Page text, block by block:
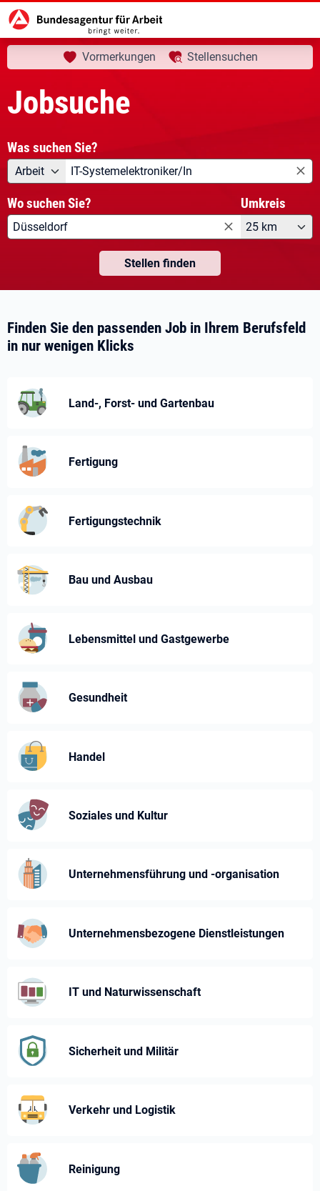
Startseite aktuelle Seite:
Jobsuche
Vormerkungen Stellensuchen
Jobsuche
Was suchen Sie?
Angebotsart
Arbeit Was suchen Sie?
Wo suchen Sie? Umkreis
25 km
Stellen finden
Finden Sie den passenden Job in Ihrem Berufsfeld
in nur wenigen Klicks
Land-, Forst- und Gartenbau
Fertigung
Fertigungstechnik
Bau und Ausbau
Lebensmittel und Gastgewerbe
Gesundheit
Handel
Soziales und Kultur
Unternehmensführung und -⁠organisation
Unternehmens­bezogene Dienst­leistungen
IT und Naturwissenschaft
Sicherheit und Militär
Verkehr und Logistik
Reinigung